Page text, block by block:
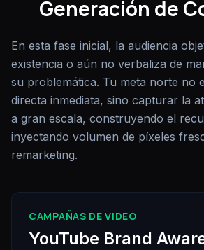
Generación de
En esta fase inicial, la audiencia
existencia o aún no verbaliza de
su problemática. Tu meta norte no
directa inmediata, sino capturar la
a gran escala, construyendo el
inyectando volumen de píxeles
remarketing.
CAMPAÑAS DE VIDEO
YouTube Brand